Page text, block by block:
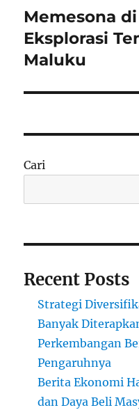
Next
post:
Memesona
Eksplorasi
Maluku
Cari
Recent Posts
Strategi
Banyak
Perkembangan
Pengaruhnya
Berita Ekonomi
dan Daya Beli